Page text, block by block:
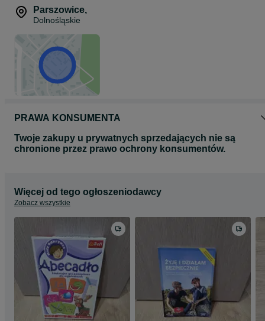
Parszowice,
Dolnośląskie
PRAWA KONSUMENTA
Twoje zakupy u prywatnych sprzedających nie są
chronione przez prawo ochrony konsumentów.
Więcej od tego ogłoszeniodawcy
Zobacz wszystkie